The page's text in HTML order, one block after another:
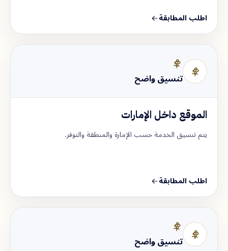
اطلب المطابقة
تنسيق واضح
الموقع داخل الإمارات
يتم تنسيق الخدمة حسب الإمارة والمنطقة والتوفر.
اطلب المطابقة
تنسيق واضح